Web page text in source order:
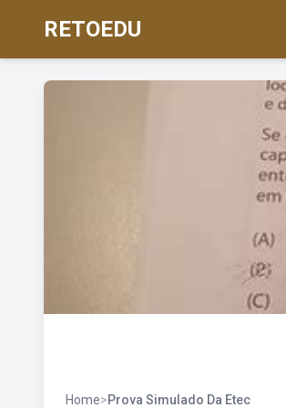
RETOEDU
Home>Prova Simulado Da Etec